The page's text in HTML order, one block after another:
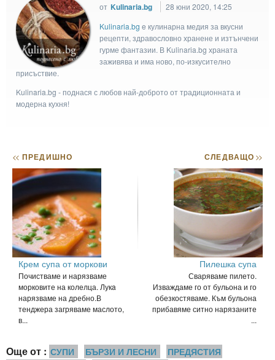
от Kulinaria.bg
28 юни 2020, 14:25
Kulinaria.bg e кулинарна медия за вкусни
рецепти, здравословно хранене и изтънчени
гурме фантазии. В Kulinaria.bg храната
заживява и има ново, по-изкусително
присъствие.
Kulinaria.bg - поднася с любов най-доброто от традиционната и
модерна кухня!
<< ПРЕДИШНО
Крем супа от моркови
Почистваме и нарязваме
морковите на колелца. Лукa
нарязваме на дребно.В
тенджера загряваме маслото,
в...
СЛЕДВАЩО>>
Пилешка супа
Сваряваме пилето.
Изваждаме го от бульона и го
обезкостяваме. Към бульона
прибавяме ситно нарязаните
...
Още от : СУПИ БЪРЗИ И ЛЕСНИ
ПРЕДЯСТИЯ